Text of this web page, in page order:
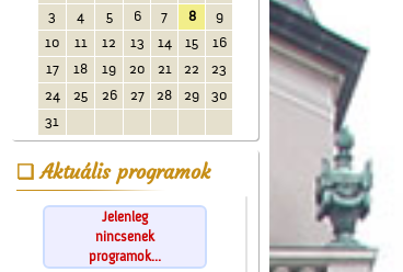
3
4 5 6 7 8
9
10
11 12 13 14 15
16
17
18 19 20 21 22
23
24
25 26 27 28 29
30
31
Aktuális programok
Jelenleg
nincsenek
programok...